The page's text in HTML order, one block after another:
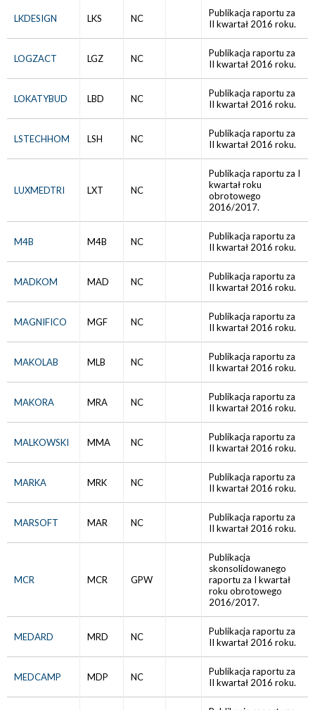
LKDESIGN LKS NC
Publikacja raportu za
II kwartał 2016 roku.
LOGZACT LGZ NC
Publikacja raportu za
II kwartał 2016 roku.
LOKATYBUD LBD NC
Publikacja raportu za
II kwartał 2016 roku.
LSTECHHOM LSH NC
Publikacja raportu za
II kwartał 2016 roku.
LUXMEDTRI LXT NC
Publikacja raportu za I
kwartał roku
obrotowego
2016/2017.
M4B M4B NC
Publikacja raportu za
II kwartał 2016 roku.
MADKOM MAD NC
Publikacja raportu za
II kwartał 2016 roku.
MAGNIFICO MGF NC
Publikacja raportu za
II kwartał 2016 roku.
MAKOLAB MLB NC
Publikacja raportu za
II kwartał 2016 roku.
MAKORA MRA NC
Publikacja raportu za
II kwartał 2016 roku.
MALKOWSKI MMA NC
Publikacja raportu za
II kwartał 2016 roku.
MARKA MRK NC
Publikacja raportu za
II kwartał 2016 roku.
MARSOFT MAR NC
Publikacja raportu za
II kwartał 2016 roku.
MCR MCR GPW
Publikacja
skonsolidowanego
raportu za I kwartał
roku obrotowego
2016/2017.
MEDARD MRD NC
Publikacja raportu za
II kwartał 2016 roku.
MEDCAMP MDP NC
Publikacja raportu za
II kwartał 2016 roku.